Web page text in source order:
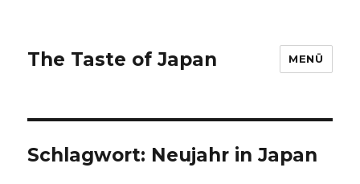
The Taste of Japan MENÜ
Schlagwort: Neujahr in Japan